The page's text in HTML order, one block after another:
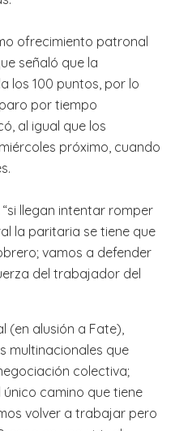
ofrecimiento patronal
señaló que la
los 100 puntos, por lo
por tiempo
al igual que los
próximo, cuando
llegan intentar romper
la paritaria se tiene que
vamos a defender
del trabajador del
(en alusión a Fate),
multinacionales que
colectiva;
camino que tiene
volver a trabajar pero